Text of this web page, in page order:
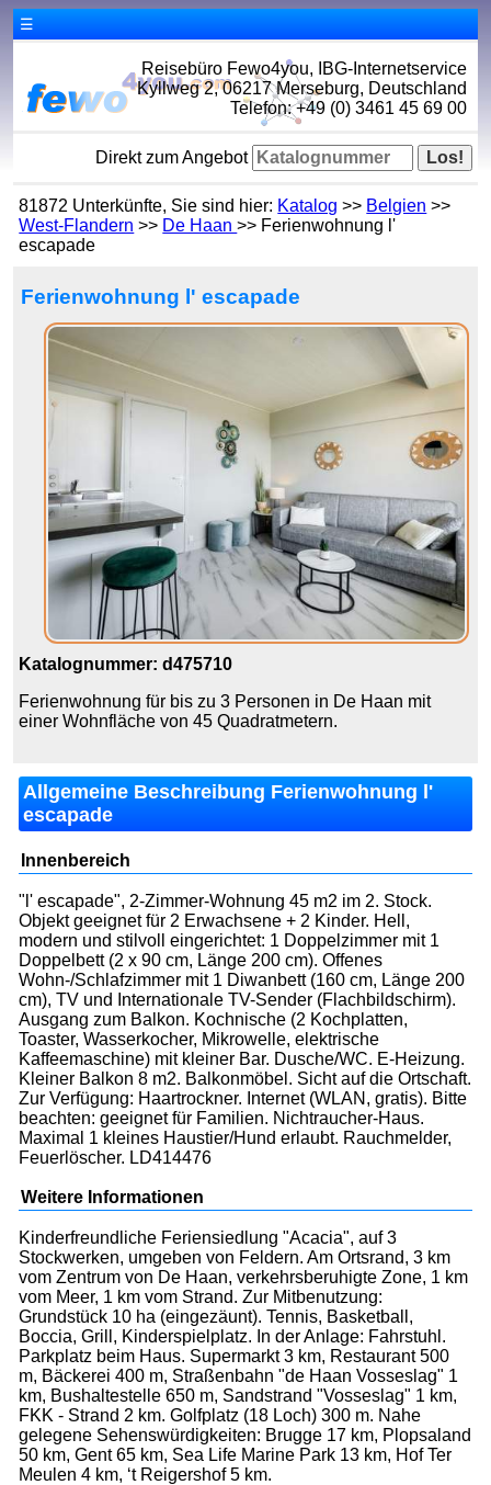
☰
Reisebüro Fewo4you, IBG-Internetservice
Kyllweg 2, 06217 Merseburg, Deutschland
Telefon: +49 (0) 3461 45 69 00
Direkt zum Angebot
81872 Unterkünfte, Sie sind hier: Katalog >> Belgien >>
West-Flandern >> De Haan>> Ferienwohnung l'
escapade
Ferienwohnung l' escapade
Katalognummer: d475710
Ferienwohnung für bis zu 3 Personen in De Haan mit
einer Wohnfläche von 45 Quadratmetern.
Allgemeine Beschreibung Ferienwohnung l'
escapade
Innenbereich
"l' escapade", 2-Zimmer-Wohnung 45 m2 im 2. Stock.
Objekt geeignet für 2 Erwachsene + 2 Kinder. Hell,
modern und stilvoll eingerichtet: 1 Doppelzimmer mit 1
Doppelbett (2 x 90 cm, Länge 200 cm). Offenes
Wohn-/Schlafzimmer mit 1 Diwanbett (160 cm, Länge 200
cm), TV und Internationale TV-Sender (Flachbildschirm).
Ausgang zum Balkon. Kochnische (2 Kochplatten,
Toaster, Wasserkocher, Mikrowelle, elektrische
Kaffeemaschine) mit kleiner Bar. Dusche/WC. E-Heizung.
Kleiner Balkon 8 m2. Balkonmöbel. Sicht auf die Ortschaft.
Zur Verfügung: Haartrockner. Internet (WLAN, gratis). Bitte
beachten: geeignet für Familien. Nichtraucher-Haus.
Maximal 1 kleines Haustier/Hund erlaubt. Rauchmelder,
Feuerlöscher. LD414476
Weitere Informationen
Kinderfreundliche Feriensiedlung "Acacia", auf 3
Stockwerken, umgeben von Feldern. Am Ortsrand, 3 km
vom Zentrum von De Haan, verkehrsberuhigte Zone, 1 km
vom Meer, 1 km vom Strand. Zur Mitbenutzung:
Grundstück 10 ha (eingezäunt). Tennis, Basketball,
Boccia, Grill, Kinderspielplatz. In der Anlage: Fahrstuhl.
Parkplatz beim Haus. Supermarkt 3 km, Restaurant 500
m, Bäckerei 400 m, Straßenbahn "de Haan Vosseslag" 1
km, Bushaltestelle 650 m, Sandstrand "Vosseslag" 1 km,
FKK - Strand 2 km. Golfplatz (18 Loch) 300 m. Nahe
gelegene Sehenswürdigkeiten: Brugge 17 km, Plopsaland
50 km, Gent 65 km, Sea Life Marine Park 13 km, Hof Ter
Meulen 4 km, ‘t Reigershof 5 km.